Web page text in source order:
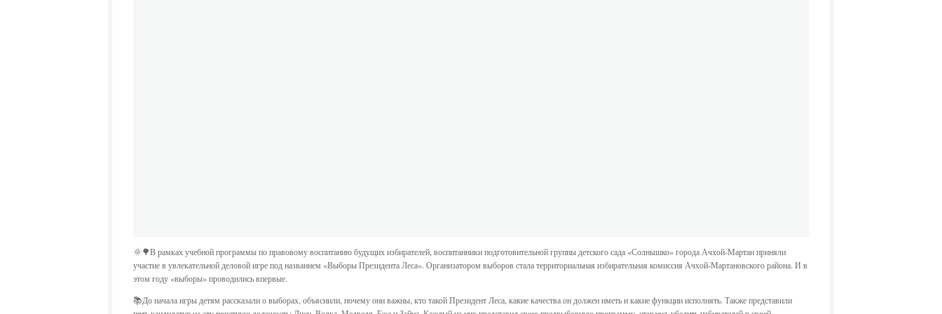
🌞🌳В рамках учебной программы по правовому воспитанию будущих избирателей, воспитанники подготовительной группы детского сада «Солнышко» города Ачхой-Мартан приняли
участие в увлекательной деловой игре под названием «Выборы Президента Леса». Организатором выборов стала территориальная избирательная комиссия Ачхой-Мартановского района. И в
этом году «выборы» проводились впервые.
📚До начала игры детям рассказали о выборах, объяснили, почему они важны, кто такой Президент Леса, какие качества он должен иметь и какие функции исполнять. Также представили